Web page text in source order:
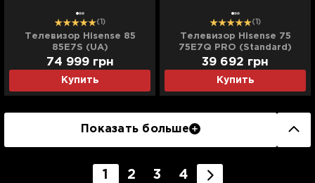
(1)
Телевизор Hisense 85
85E7S (UA)
Купить
74 999 грн
(1)
Телевизор Hisense 75
75E7Q PRO (Standard)
(Уценка)
Купить
39 692 грн
Показать больше
1 2 3 4